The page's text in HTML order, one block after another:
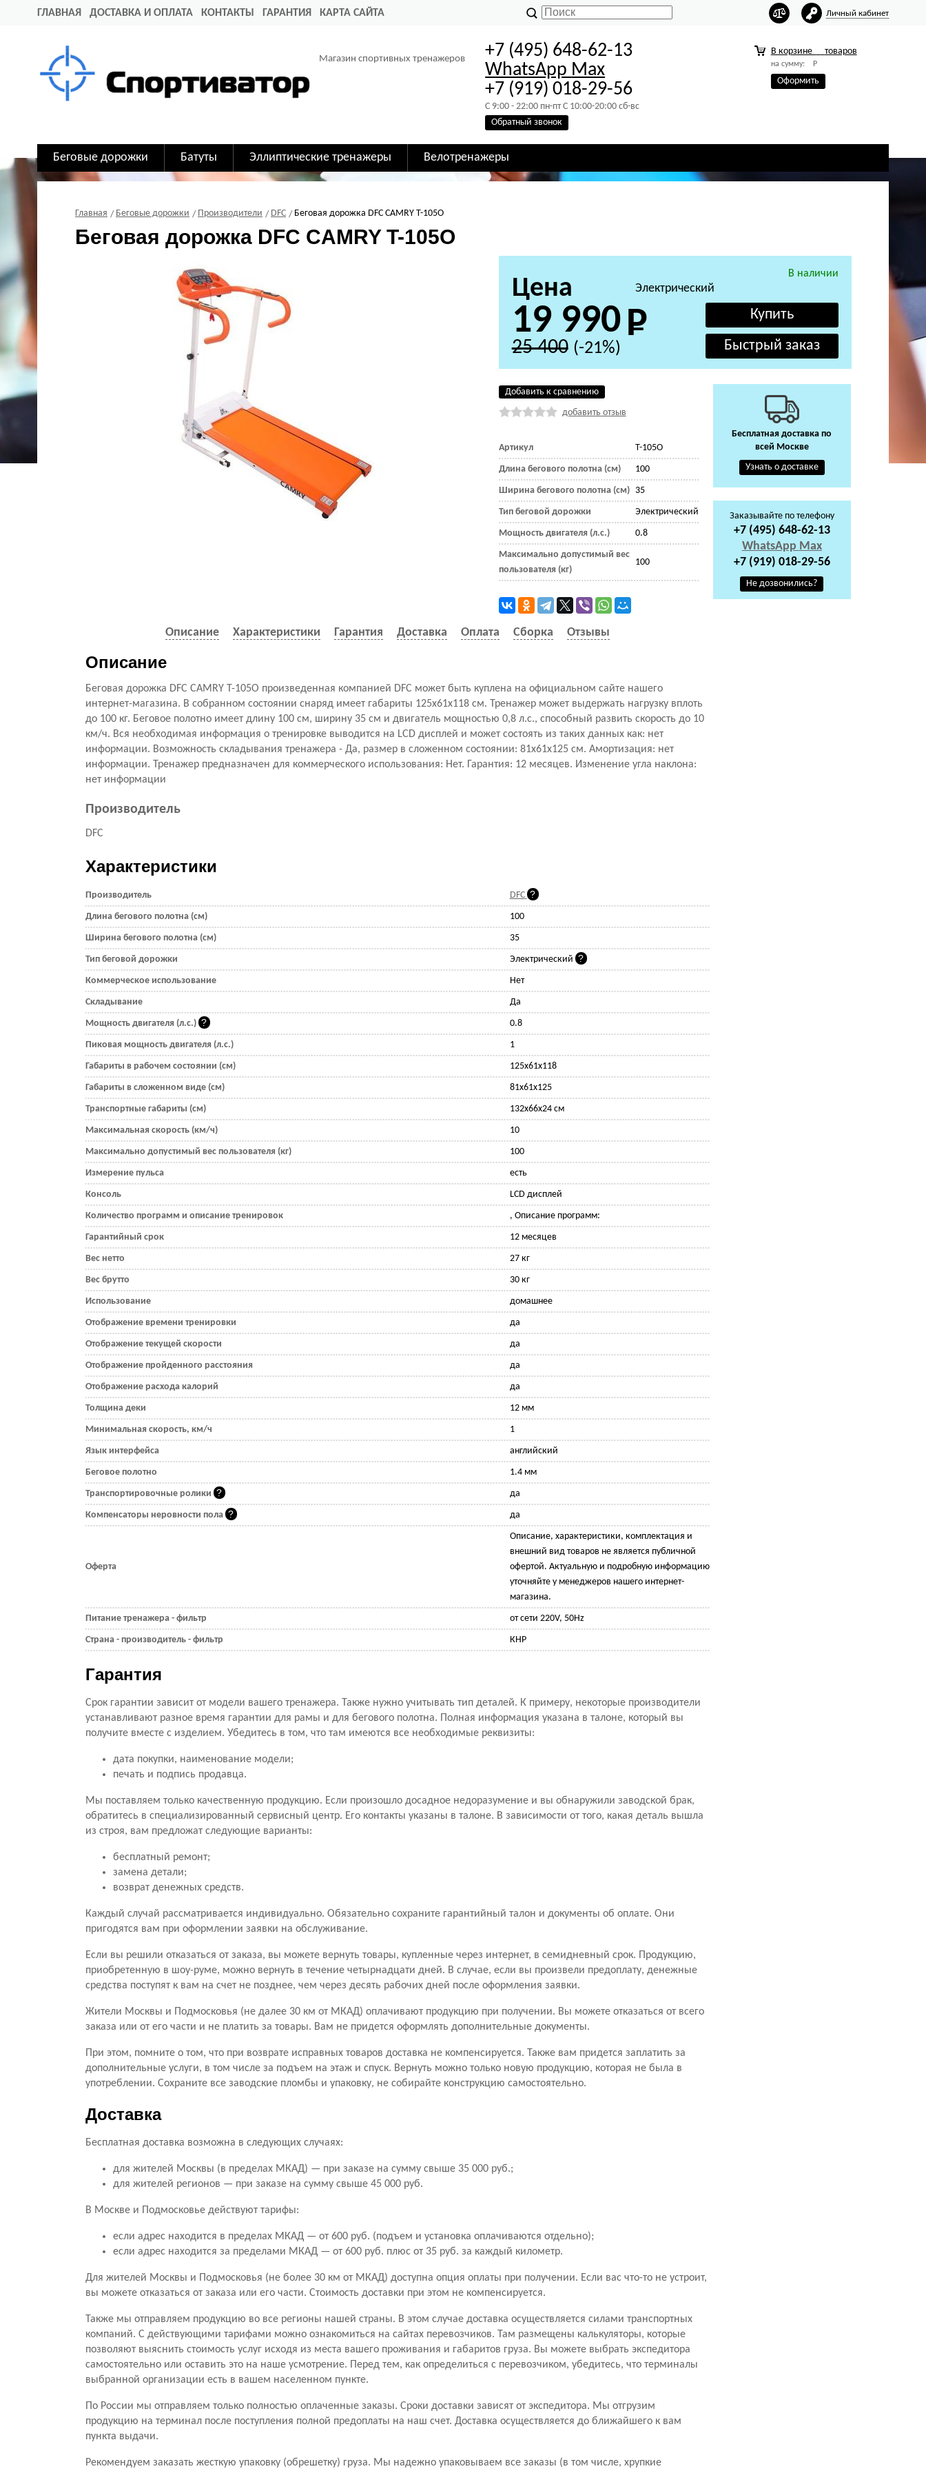
ГЛАВНАЯ ДОСТАВКА И ОПЛАТА КОНТАКТЫ ГАРАНТИЯ КАРТА САЙТА Личный кабинет
Магазин спортивных тренажеров
+7 (495) 648-62-13
WhatsApp Max
+7 (919) 018-29-56
C 9:00 - 22:00 пн-пт C 10:00-20:00 сб-вс
Обратный звонок
В корзине товаров
на сумму: Р
Оформить
Беговые дорожки Батуты Эллиптические тренажеры Велотренажеры
Главная Беговые дорожки Производители DFC Беговая дорожка DFC CAMRY T-105O
Беговая дорожка DFC CAMRY T-105O
В наличии
Электрический
Цена
19 990
25 400 (-21%)
Добавить к сравнению
добавить отзыв
Артикул T-105O
Длина бегового полотна (см) 100
Ширина бегового полотна (см) 35
Тип беговой дорожки Электрический
Мощность двигателя (л.с.) 0.8
Максимально допустимый вес
пользователя (кг)
100
Описание Характеристики Гарантия Доставка Оплата Сборка Отзывы
Описание
Беговая дорожка DFC CAMRY T-105O произведенная компанией DFC может быть куплена на официальном сайте нашего
интернет-магазина. В собранном состоянии снаряд имеет габариты 125x61x118 см. Тренажер может выдержать нагрузку вплоть
до 100 кг. Беговое полотно имеет длину 100 см, ширину 35 см и двигатель мощностью 0,8 л.с., способный развить скорость до 10
км/ч. Вся необходимая информация о тренировке выводится на LCD дисплей и может состоять из таких данных как: нет
информации. Возможность складывания тренажера - Да, размер в сложенном состоянии: 81x61x125 см. Амортизация: нет
информации. Тренажер предназначен для коммерческого использования: Нет. Гарантия: 12 месяцев. Изменение угла наклона:
нет информации
Производитель
DFC
Характеристики
Производитель DFC
Длина бегового полотна (см) 100
Ширина бегового полотна (см) 35
Тип беговой дорожки Электрический
Коммерческое использование Нет
Складывание Да
Мощность двигателя (л.с.) 0.8
Пиковая мощность двигателя (л.с.) 1
Габариты в рабочем состоянии (см) 125x61x118
Габариты в сложенном виде (см) 81x61x125
Транспортные габариты (см) 132x66x24 см
Максимальная скорость (км/ч) 10
Максимально допустимый вес пользователя (кг) 100
Измерение пульса есть
Консоль LCD дисплей
Количество программ и описание тренировок , Описание программ:
Гарантийный срок 12 месяцев
Вес нетто 27 кг
Вес брутто 30 кг
Использование домашнее
Отображение времени тренировки да
Отображение текущей скорости да
Отображение пройденного расстояния да
Отображение расхода калорий да
Толщина деки 12 мм
Минимальная скорость, км/ч 1
Язык интерфейса английский
Беговое полотно 1.4 мм
Транспортировочные ролики да
Компенсаторы неровности пола да
Оферта
Описание, характеристики, комплектация и
внешний вид товаров не является публичной
офертой. Актуальную и подробную информацию
уточняйте у менеджеров нашего интернет-
магазина.
Питание тренажера - фильтр от сети 220V, 50Hz
Страна - производитель - фильтр КНР
Гарантия
Срок гарантии зависит от модели вашего тренажера. Также нужно учитывать тип деталей. К примеру, некоторые производители
устанавливают разное время гарантии для рамы и для бегового полотна. Полная информация указана в талоне, который вы
получите вместе с изделием. Убедитесь в том, что там имеются все необходимые реквизиты:
дата покупки, наименование модели;
печать и подпись продавца.
Мы поставляем только качественную продукцию. Если произошло досадное недоразумение и вы обнаружили заводской брак,
обратитесь в специализированный сервисный центр. Его контакты указаны в талоне. В зависимости от того, какая деталь вышла
из строя, вам предложат следующие варианты:
бесплатный ремонт;
замена детали;
возврат денежных средств.
Каждый случай рассматривается индивидуально. Обязательно сохраните гарантийный талон и документы об оплате. Они
пригодятся вам при оформлении заявки на обслуживание.
Если вы решили отказаться от заказа, вы можете вернуть товары, купленные через интернет, в семидневный срок. Продукцию,
приобретенную в шоу-руме, можно вернуть в течение четырнадцати дней. В случае, если вы произвели предоплату, денежные
средства поступят к вам на счет не позднее, чем через десять рабочих дней после оформления заявки.
Жители Москвы и Подмосковья (не далее 30 км от МКАД) оплачивают продукцию при получении. Вы можете отказаться от всего
заказа или от его части и не платить за товары. Вам не придется оформлять дополнительные документы.
При этом, помните о том, что при возврате исправных товаров доставка не компенсируется. Также вам придется заплатить за
дополнительные услуги, в том числе за подъем на этаж и спуск. Вернуть можно только новую продукцию, которая не была в
употреблении. Сохраните все заводские пломбы и упаковку, не собирайте конструкцию самостоятельно.
Доставка
Бесплатная доставка возможна в следующих случаях:
для жителей Москвы (в пределах МКАД) — при заказе на сумму свыше 35 000 руб.;
для жителей регионов — при заказе на сумму свыше 45 000 руб.
В Москве и Подмосковье действуют тарифы:
если адрес находится в пределах МКАД — от 600 руб. (подъем и установка оплачиваются отдельно);
если адрес находится за пределами МКАД — от 600 руб. плюс от 35 руб. за каждый километр.
Для жителей Москвы и Подмосковья (не более 30 км от МКАД) доступна опция оплаты при получении. Если вас что-то не устроит,
вы можете отказаться от заказа или его части. Стоимость доставки при этом не компенсируется.
Также мы отправляем продукцию во все регионы нашей страны. В этом случае доставка осуществляется силами транспортных
компаний. С действующими тарифами можно ознакомиться на сайтах перевозчиков. Там размещены калькуляторы, которые
позволяют выяснить стоимость услуг исходя из места вашего проживания и габаритов груза. Вы можете выбрать экспедитора
самостоятельно или оставить это на наше усмотрение. Перед тем, как определиться с перевозчиком, убедитесь, что терминалы
выбранной организации есть в вашем населенном пункте.
По России мы отправляем только полностью оплаченные заказы. Сроки доставки зависят от экспедитора. Мы отгрузим
продукцию на терминал после поступления полной предоплаты на наш счет. Доставка осуществляется до ближайшего к вам
пункта выдачи.
Рекомендуем заказать жесткую упаковку (обрешетку) груза. Мы надежно упаковываем все заказы (в том числе, хрупкие
Бесплатная доставка по
всей Москве
Узнать о доставке
Заказывайте по телефону
+7 (495) 648-62-13
WhatsApp Max
+7 (919) 018-29-56
Не дозвонились?